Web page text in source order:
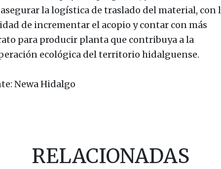
la logística de traslado del material, con
de incrementar el acopio y contar con más
para producir planta que contribuya a la
ecológica del territorio hidalguense.
Newa Hidalgo
RELACIONADAS